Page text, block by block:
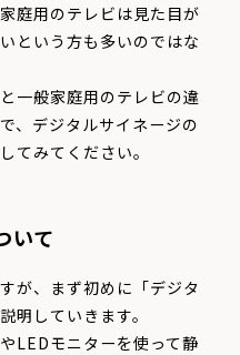
庭用のテレビは見た目が
という方も多いのではな
一般家庭用のテレビの違
、デジタルサイネージの
てみてください。
いて
が、まず初めに「デジタ
明していきます。
LEDモニターを使って静